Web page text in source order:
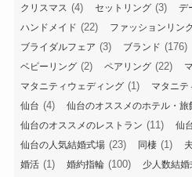
クリスマス (4) セットリング (3) デ
ハンドメイド (22) ファッションリン
ブライダルフェア (3) ブランド (176)
ベビーリング (2) ペアリング (22)
マタニティウェディング (1) マタニテ
仙台 (4) 仙台のオススメのホテル・旅
仙台のオススメのレストラン (11) 仙
仙台の人気結婚式場 (23) 同棲 (1)
婚活 (1) 婚約指輪 (100) 少人数結婚